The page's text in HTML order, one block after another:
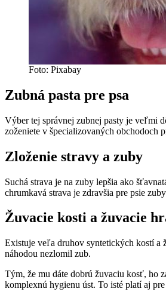
Foto: Pixabay
Zubná pasta pre psa
Výber tej správnej zubnej pasty je veľmi
zoženiete v špecializovaných obchodoch
Zloženie stravy a zuby
Suchá strava je na zuby lepšia ako
chrumkavá strava je zdravšia pre psie
Žuvacie kosti a žuvacie
Existuje veľa druhov syntetických kostí a
náhodou nezlomil zub.
Tým, že mu dáte dobrú žuvaciu kosť, ho
komplexnú hygienu úst. To isté platí aj pre